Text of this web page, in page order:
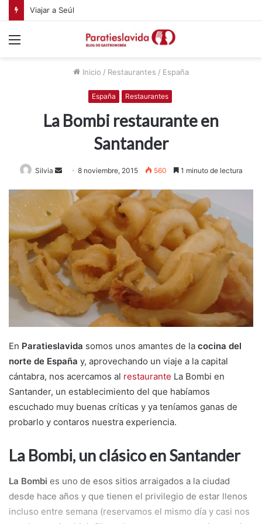
Viajar a Seúl
Inicio / Restaurantes / España
España Restaurantes
La Bombi restaurante en
Santander
Silvia
S
d
a
n
e
m
a
l
8 noviembre, 2015 560 1 minuto de lectura
En Paratieslavida somos unos amantes de la cocina del
norte de España y, aprovechando un viaje a la capital
cántabra, nos acercamos al restaurante La Bombi en
Santander, un establecimiento del que habíamos
escuchado muy buenas críticas y ya teníamos ganas de
probarlo y contaros nuestra experiencia.
La Bombi, un clásico en Santander
La Bombi es uno de esos sitios arraigados a la ciudad
desde hace años y que tienen el privilegio de estar llenos
incluso entre semana (reservamos el mismo día y casi nos